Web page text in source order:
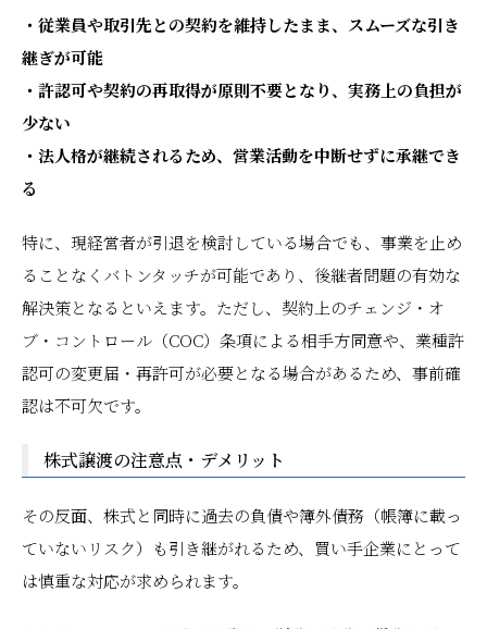
・従業員や取引先との契約を維持したまま、スムーズな引き
継ぎが可能
・許認可や契約の再取得が原則不要となり、実務上の負担が
少ない
・法人格が継続されるため、営業活動を中断せずに承継でき
る
特に、現経営者が引退を検討している場合でも、事業を止め
ることなくバトンタッチが可能であり、後継者問題の有効な
解決策となるといえます。ただし、契約上のチェンジ・オ
ブ・コントロール（COC）条項による相手方同意や、業種許
認可の変更届・再許可が必要となる場合があるため、事前確
認は不可欠です。
株式譲渡の注意点・デメリット
その反面、株式と同時に過去の負債や簿外債務（帳簿に載っ
ていないリスク）も引き継がれるため、買い手企業にとって
は慎重な対応が求められます。